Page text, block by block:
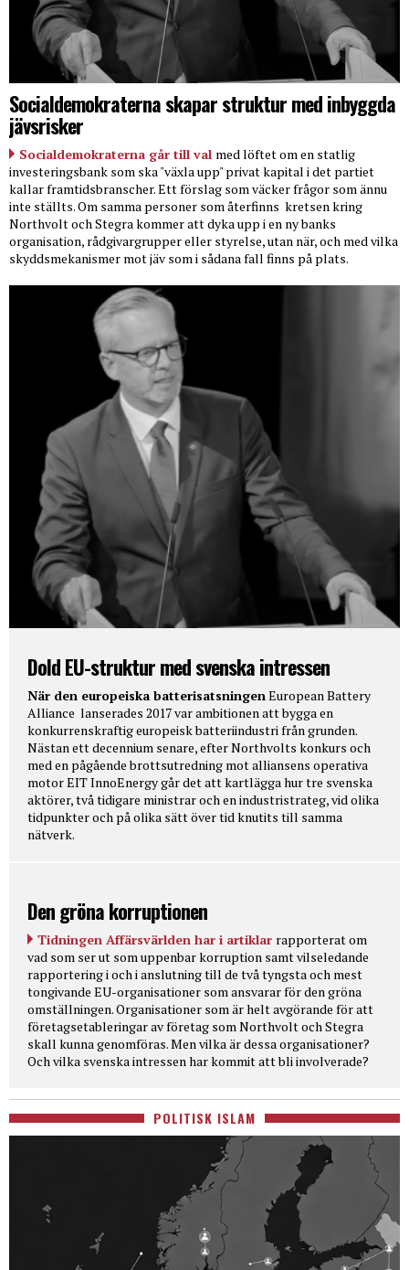
Socialdemokraterna skapar struktur med inbyggda
jävsrisker
Socialdemokraterna går till val med löftet om en statlig
investeringsbank som ska "växla upp" privat kapital i det partiet
kallar framtidsbranscher. Ett förslag som väcker frågor som ännu
inte ställts. Om samma personer som återfinns kretsen kring
Northvolt och Stegra kommer att dyka upp i en ny banks
organisation, rådgivargrupper eller styrelse, utan när, och med vilka
skyddsmekanismer mot jäv som i sådana fall finns på plats.
Dold EU-struktur med svenska intressen
När den europeiska batterisatsningenEuropean Battery
Alliance lanserades 2017 var ambitionen att bygga en
konkurrenskraftig europeisk batteriindustri från grunden.
Nästan ett decennium senare, efter Northvolts konkurs och
med en pågående brottsutredning mot alliansens operativa
motor EIT InnoEnergy går det att kartlägga hur tre svenska
aktörer, två tidigare ministrar och en industristrateg, vid olika
tidpunkter och på olika sätt över tid knutits till samma
nätverk.
Den gröna korruptionen
Tidningen Affärsvärlden har i artiklar rapporterat om
vad som ser ut som uppenbar korruption samt vilseledande
rapportering i och i anslutning till de två tyngsta och mest
tongivande EU-organisationer som ansvarar för den gröna
omställningen. Organisationer som är helt avgörande för att
företagsetableringar av företag som Northvolt och Stegra
skall kunna genomföras. Men vilka är dessa organisationer?
Och vilka svenska intressen har kommit att bli involverade?
POLITISK ISLAM